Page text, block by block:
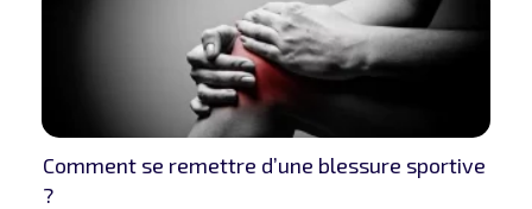
Comment se remettre d’une blessure sportive
?